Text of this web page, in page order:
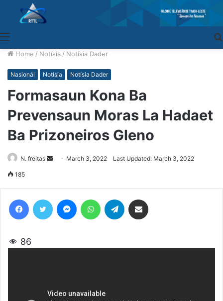
Home / Notísia / Notísia Dader
Nasionál Notísia Notísia Dader
Formasaun Kona Ba
Prevensaun Moras La Hadaet
Ba Prizoneiros Gleno
N. freitas
SendMarch 3, 2022 Last Updated: March 3, 2022
185
86